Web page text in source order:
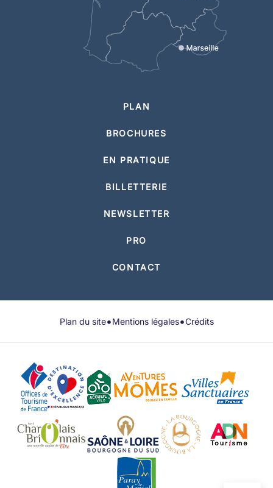
PLAN
BROCHURES
EN PRATIQUE
BILLETTERIE
NEWSLETTER
PRO
CONTACT
Plan du site•Mentions légales•Crédits